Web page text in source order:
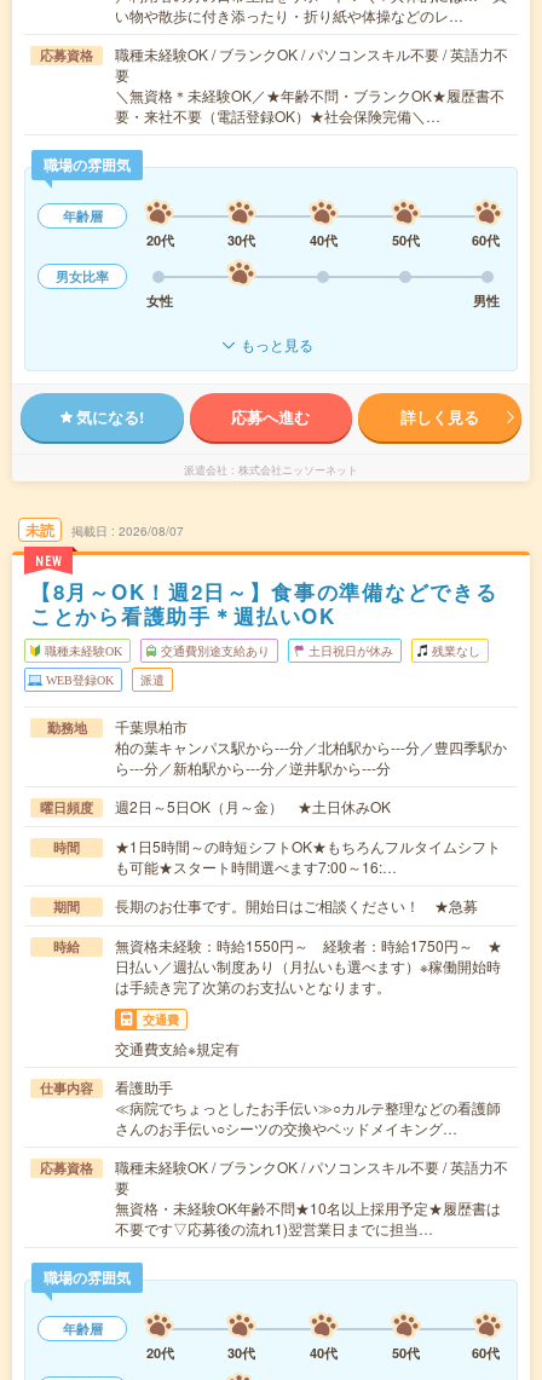
い物や散歩に付き添ったり・折り紙や体操などのレ…
応募資格
職種未経験OK / ブランクOK / パソコンスキル不要 / 英語力不
要
＼無資格＊未経験OK／★年齢不問・ブランクOK★履歴書不
要・来社不要（電話登録OK）★社会保険完備＼…
職場の雰囲気
年齢層
20代
30代 40代 50代
60代
男女比率
女性
男性
もっと見る
気になる! 応募へ進む 詳しく見る
派遣会社 株式会社ニッソーネット
未読
NEW
掲載日 2026/08/07
【8月～OK！週2日～】食事の準備などできる
ことから看護助手＊週払いOK
職種未経験OK 交通費別途支給あり 土日祝日が休み 残業なし
WEB登録OK 派遣
勤務地
千葉県柏市
柏の葉キャンパス駅から---分／北柏駅から---分／豊四季駅か
ら---分／新柏駅から---分／逆井駅から---分
曜日頻度 週2日～5日OK（月～金） ★土日休みOK
時間
★1日5時間～の時短シフトOK★もちろんフルタイムシフト
も可能★スタート時間選べます7:00～16:…
期間 長期のお仕事です。開始日はご相談ください！ ★急募
時給
無資格未経験：時給1550円～ 経験者：時給1750円～ ★
日払い／週払い制度あり（月払いも選べます）※稼働開始時
は手続き完了次第のお支払いとなります。
交通費
交通費支給※規定有
仕事内容
看護助手
≪病院でちょっとしたお手伝い≫○カルテ整理などの看護師
さんのお手伝い○シーツの交換やベッドメイキング…
応募資格
職種未経験OK / ブランクOK / パソコンスキル不要 / 英語力不
要
無資格・未経験OK年齢不問★10名以上採用予定★履歴書は
不要です▽応募後の流れ1)翌営業日までに担当…
職場の雰囲気
年齢層
20代
30代 40代 50代
60代